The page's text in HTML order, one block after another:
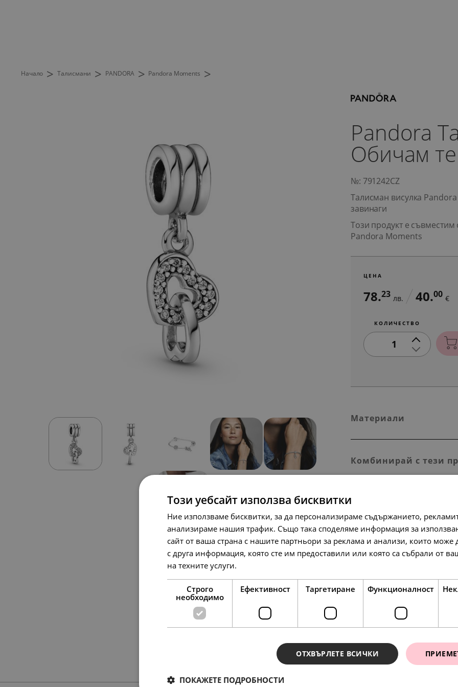
Начало > Талисмани > PANDORA > Pandora Moments >
Pandora
Обичам
№: 791242CZ
Талисман висулка
завинаги
Този продукт е
Pandora Moments
ЦЕНА
78.23 лв. 40.00 €
КОЛИЧЕСТВО
1
Материали
Комбинирай с тези
€
Този уебсайт използва бисквитки
Ние използваме бисквитки, за да персонализираме съдържанието,
анализираме нашия трафик. Също така споделяме информация за
сайт от ваша страна с нашите партньори за реклама и анализи, които може
с друга информация, която сте им предоставили или която са събрали от
на техните услуги.
Строго
необходимо
Ефективност Таргетиране Функционалност
ОТХВЪРЛЕТЕ ВСИЧКИ
ПОКАЖЕТЕ ПОДРОБНОСТИ